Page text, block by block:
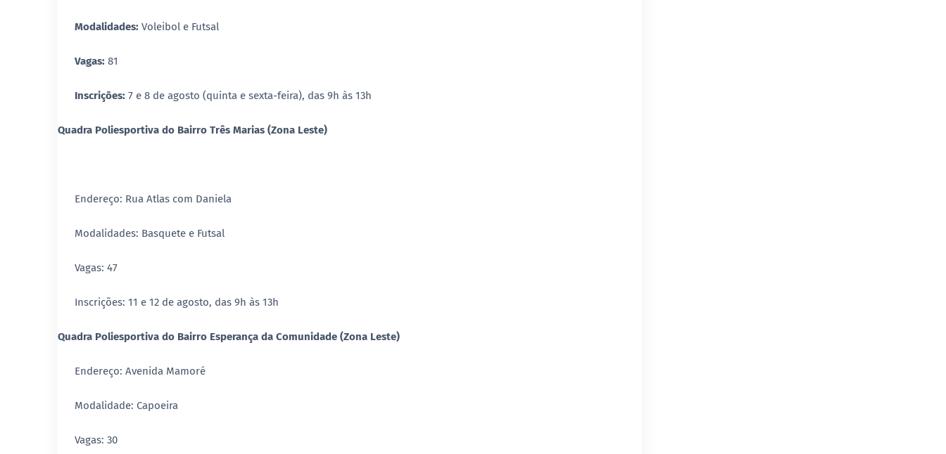
Modalidades: Voleibol e Futsal
Vagas: 81
Inscrições: 7 e 8 de agosto (quinta e sexta-feira), das 9h às 13h
Quadra Poliesportiva do Bairro Três Marias (Zona Leste)
Endereço: Rua Atlas com Daniela
Modalidades: Basquete e Futsal
Vagas: 47
Inscrições: 11 e 12 de agosto, das 9h às 13h
Quadra Poliesportiva do Bairro Esperança da Comunidade (Zona Leste)
Endereço: Avenida Mamoré
Modalidade: Capoeira
Vagas: 30